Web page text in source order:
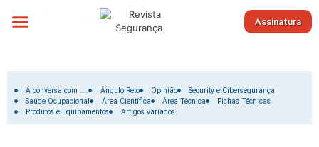
Assinatura
Filtrar por:
Á conversa com .... Ângulo Reto Opinião
Security e Cibersegurança
Saúde Ocupacional
Área Científica Área Técnica
Fichas Técnicas
Produtos e Equipamentos
Artigos variados